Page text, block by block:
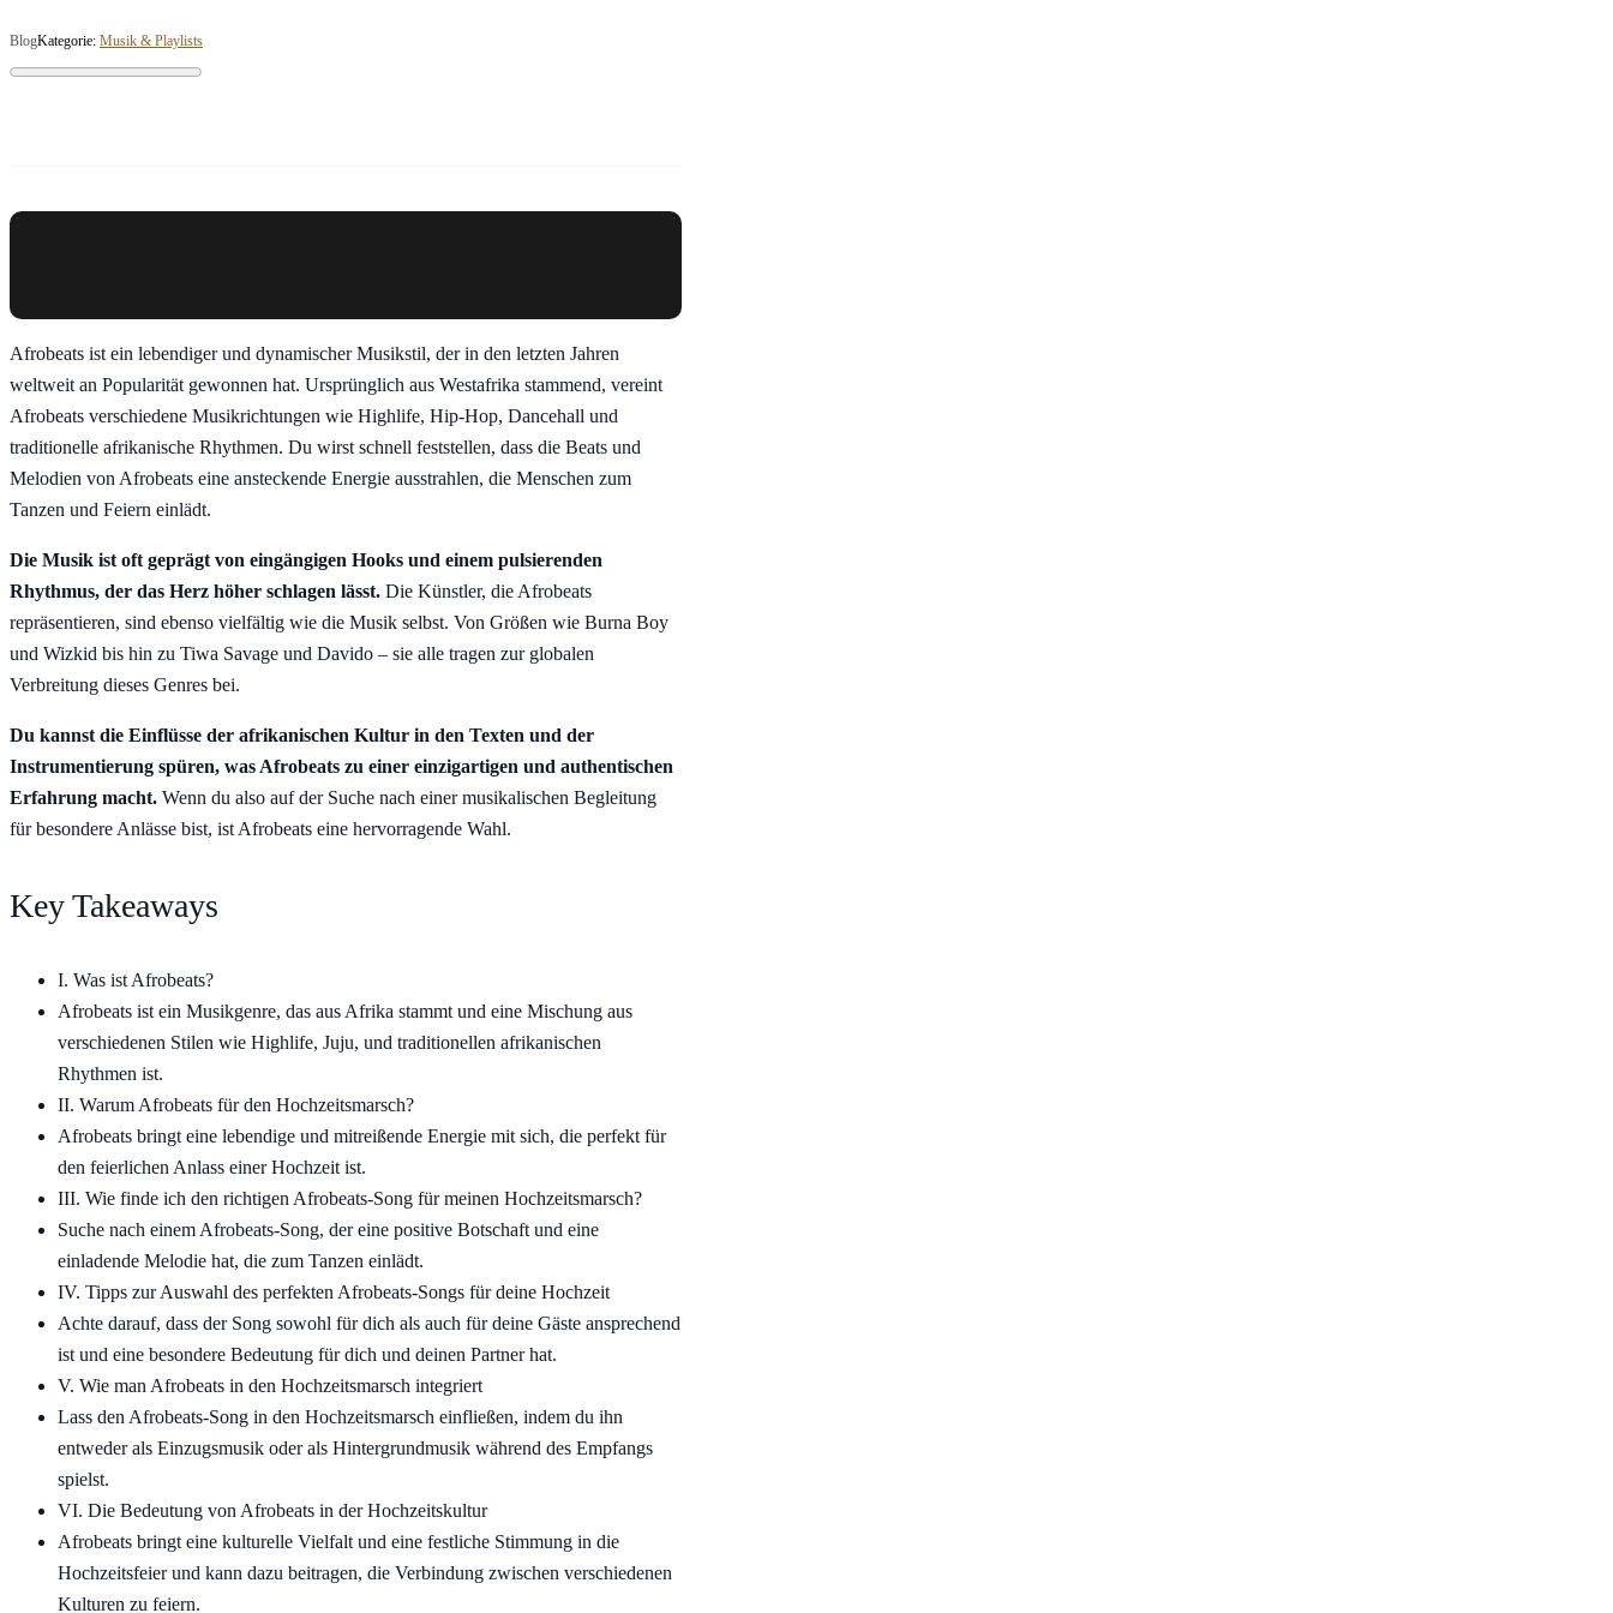
BlogKategorie: Musik & Playlists
Afrobeats ist ein lebendiger und dynamischer Musikstil, der in den letzten Jahren
weltweit an Popularität gewonnen hat. Ursprünglich aus Westafrika stammend, vereint
Afrobeats verschiedene Musikrichtungen wie Highlife, Hip-Hop, Dancehall und
traditionelle afrikanische Rhythmen. Du wirst schnell feststellen, dass die Beats und
Melodien von Afrobeats eine ansteckende Energie ausstrahlen, die Menschen zum
Tanzen und Feiern einlädt.
Die Musik ist oft geprägt von eingängigen Hooks und einem pulsierenden
Rhythmus, der das Herz höher schlagen lässt. Die Künstler, die Afrobeats
repräsentieren, sind ebenso vielfältig wie die Musik selbst. Von Größen wie Burna Boy
und Wizkid bis hin zu Tiwa Savage und Davido – sie alle tragen zur globalen
Verbreitung dieses Genres bei.
Du kannst die Einflüsse der afrikanischen Kultur in den Texten und der
Instrumentierung spüren, was Afrobeats zu einer einzigartigen und authentischen
Erfahrung macht. Wenn du also auf der Suche nach einer musikalischen Begleitung
für besondere Anlässe bist, ist Afrobeats eine hervorragende Wahl.
Key Takeaways
I. Was ist Afrobeats?
Afrobeats ist ein Musikgenre, das aus Afrika stammt und eine Mischung aus
verschiedenen Stilen wie Highlife, Juju, und traditionellen afrikanischen
Rhythmen ist.
II. Warum Afrobeats für den Hochzeitsmarsch?
Afrobeats bringt eine lebendige und mitreißende Energie mit sich, die perfekt für
den feierlichen Anlass einer Hochzeit ist.
III. Wie finde ich den richtigen Afrobeats-Song für meinen Hochzeitsmarsch?
Suche nach einem Afrobeats-Song, der eine positive Botschaft und eine
einladende Melodie hat, die zum Tanzen einlädt.
IV. Tipps zur Auswahl des perfekten Afrobeats-Songs für deine Hochzeit
Achte darauf, dass der Song sowohl für dich als auch für deine Gäste ansprechend
ist und eine besondere Bedeutung für dich und deinen Partner hat.
V. Wie man Afrobeats in den Hochzeitsmarsch integriert
Lass den Afrobeats-Song in den Hochzeitsmarsch einfließen, indem du ihn
entweder als Einzugsmusik oder als Hintergrundmusik während des Empfangs
spielst.
VI. Die Bedeutung von Afrobeats in der Hochzeitskultur
Afrobeats bringt eine kulturelle Vielfalt und eine festliche Stimmung in die
Hochzeitsfeier und kann dazu beitragen, die Verbindung zwischen verschiedenen
Kulturen zu feiern.